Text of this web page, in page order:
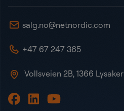
salg.no@netnordic.com
+47 67 247 365
Vollsveien 2B, 1366 Lysaker